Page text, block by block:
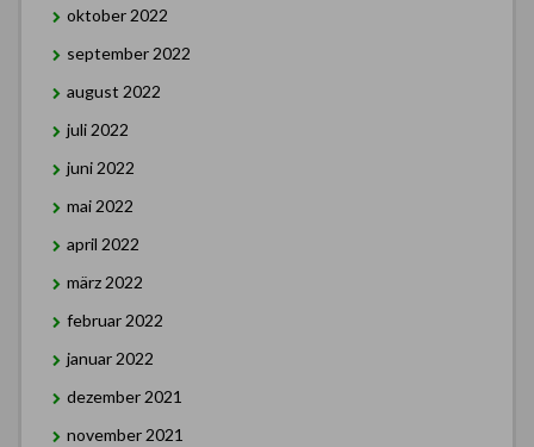
oktober 2022
september 2022
august 2022
juli 2022
juni 2022
mai 2022
april 2022
märz 2022
februar 2022
januar 2022
dezember 2021
november 2021